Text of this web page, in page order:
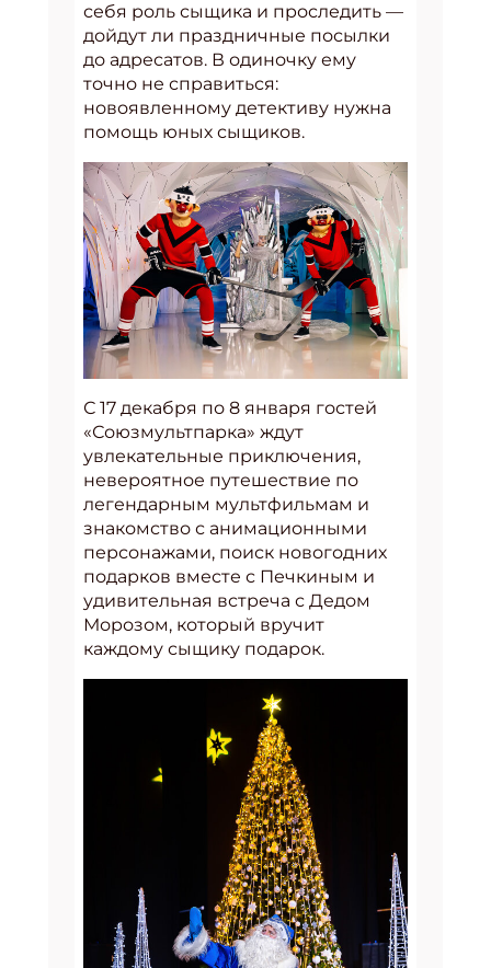
себя роль сыщика и проследить —
дойдут ли праздничные посылки
до адресатов. В одиночку ему
точно не справиться:
новоявленному детективу нужна
помощь юных сыщиков.
С 17 декабря по 8 января гостей
«Союзмультпарка» ждут
увлекательные приключения,
невероятное путешествие по
легендарным мультфильмам и
знакомство с анимационными
персонажами, поиск новогодних
подарков вместе с Печкиным и
удивительная встреча с Дедом
Морозом, который вручит
каждому сыщику подарок.